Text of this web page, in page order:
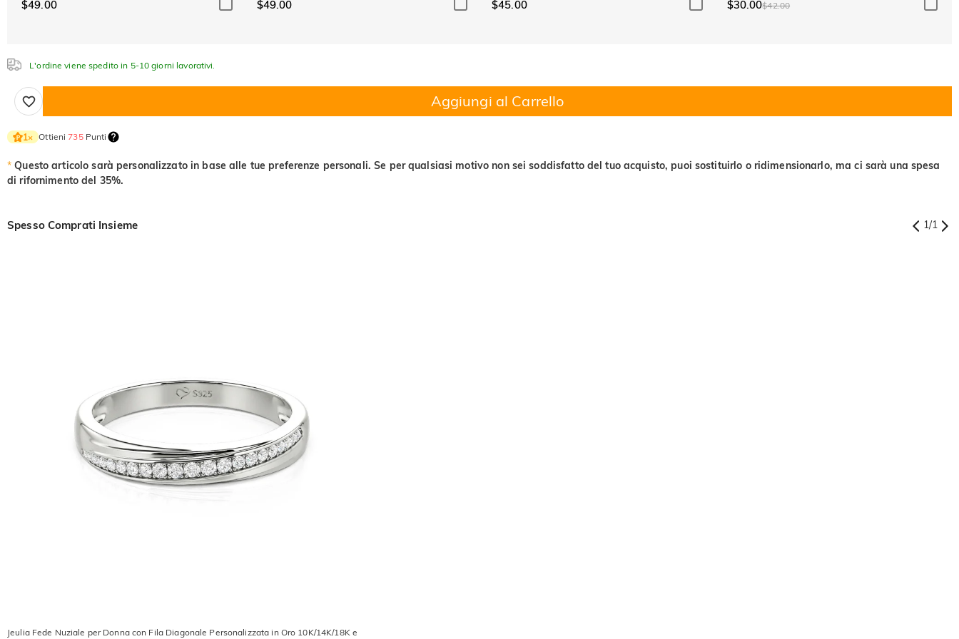
$49.00 $49.00 $45.00 $30.00$42.00
L'ordine viene spedito in 5-10 giorni lavorativi.
Aggiungi al Carrello
1× Ottieni735Punti
* Questo articolo sarà personalizzato in base alle tue preferenze personali. Se per qualsiasi motivo non sei soddisfatto del tuo acquisto, puoi sostituirlo o ridimensionarlo, ma ci sarà una spesa
di rifornimento del 35%.
Spesso Comprati Insieme 1/1
Jeulia Fede Nuziale per Donna con Fila Diagonale Personalizzata in Oro 10K/14K/18K e